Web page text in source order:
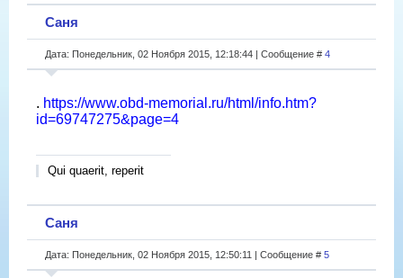
Саня
Дата: Понедельник, 02 Ноября 2015, 12:18:44 | Сообщение # 4
. https://www.obd-memorial.ru/html/info.htm?
id=69747275&page=4
Qui quaerit, reperit
Саня
Дата: Понедельник, 02 Ноября 2015, 12:50:11 | Сообщение # 5